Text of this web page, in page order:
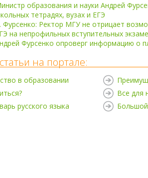
образования и науки Андрей
тетрадях, вузах и ЕГЭ
Фурсенко: Ректор МГУ не отрицает
на непрофильных вступительных
Фурсенко опроверг информацию о
на портале:
в образовании
русского языка
Все для
Большой